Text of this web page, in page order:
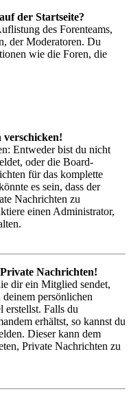
der Startseite?
des Forenteams,
der Moderatoren. Du
wie die Foren, die
Entweder bist du nicht
oder die Board-
für das komplette
es sein, dass der
Nachrichten zu
einen Administrator,
Nachrichten!
dir ein Mitglied sendet,
persönlichen
erstellst. Falls du
erhältst, so kannst du
Dieser kann dem
Private Nachrichten zu